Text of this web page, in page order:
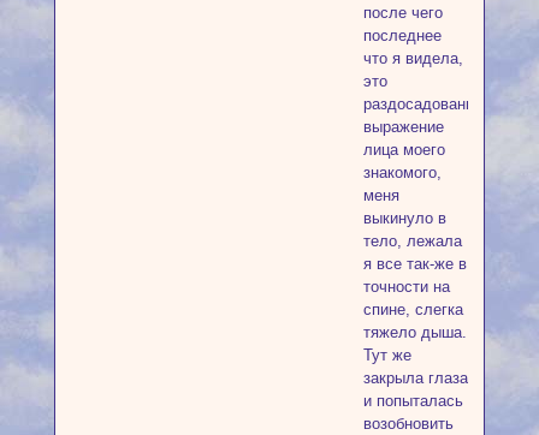
после чего
последнее
что я видела,
это
раздосадованное
выражение
лица моего
знакомого,
меня
выкинуло в
тело, лежала
я все так-же в
точности на
спине, слегка
тяжело дыша.
Тут же
закрыла глаза
и попыталась
возобновить